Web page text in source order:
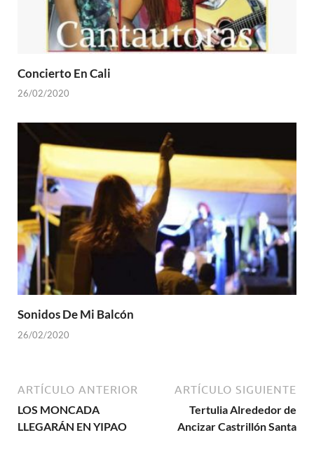
Concierto En Cali
26/02/2020
Sonidos De Mi Balcón
26/02/2020
ARTÍCULO ANTERIOR
LOS MONCADA
LLEGARÁN EN YIPAO
ARTÍCULO SIGUIENTE
Tertulia Alrededor de
Ancizar Castrillón Santa